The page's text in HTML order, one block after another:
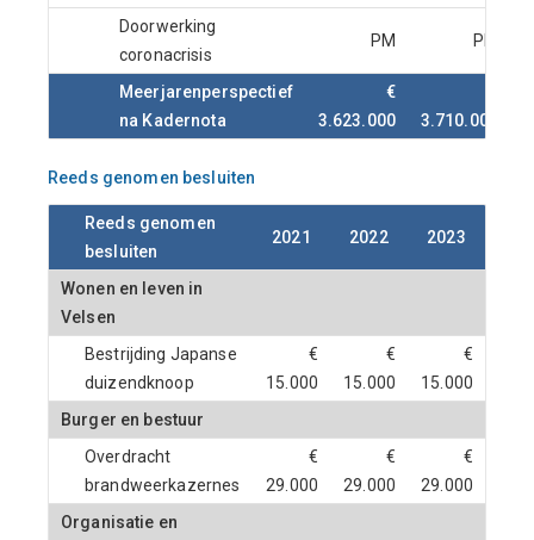
Doorwerking
coronacrisis
PM PM
Meerjarenperspectief
na Kadernota
€
3.623.000
3.710.000
Reeds genomen besluiten
Reeds genomen
besluiten
2021 2022 2023
Wonen en leven in
Velsen
Bestrijding Japanse
duizendknoop
€
15.000
€
15.000
€
15.000
Burger en bestuur
Overdracht
brandweerkazernes
€
29.000
€
29.000
€
29.000
Organisatie en